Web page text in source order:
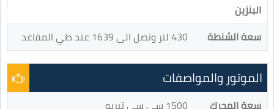
البنزين
سعة الشنطة 430 لتر وتصل الى 1639 عند طي المقاعد
الموتور والمواصفات